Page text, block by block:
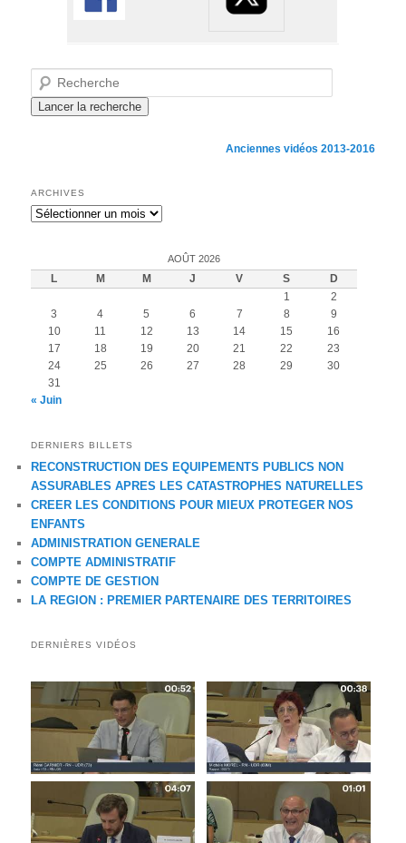
Recherche
Anciennes vidéos 2013-2016
ARCHIVES
Archives
AOÛT 2026
L M M J V S
D
1
2
3
4 5 6 7 8
9
10
11 12 13 14 15
16
17
18 19 20 21 22
23
24
25 26 27 28 29
30
31
« Juin
DERNIERS BILLETS
RECONSTRUCTION DES EQUIPEMENTS PUBLICS NON
ASSURABLES APRES LES CATASTROPHES NATURELLES
CREER LES CONDITIONS POUR MIEUX PROTEGER NOS
ENFANTS
ADMINISTRATION GENERALE
COMPTE ADMINISTRATIF
COMPTE DE GESTION
LA REGION : PREMIER PARTENAIRE DES TERRITOIRES
DERNIÈRES VIDÉOS